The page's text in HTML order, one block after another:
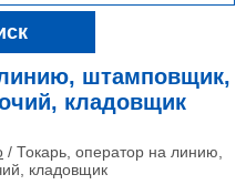
штамповщик,
кладовщик
/ Токарь, оператор на линию,
кладовщик